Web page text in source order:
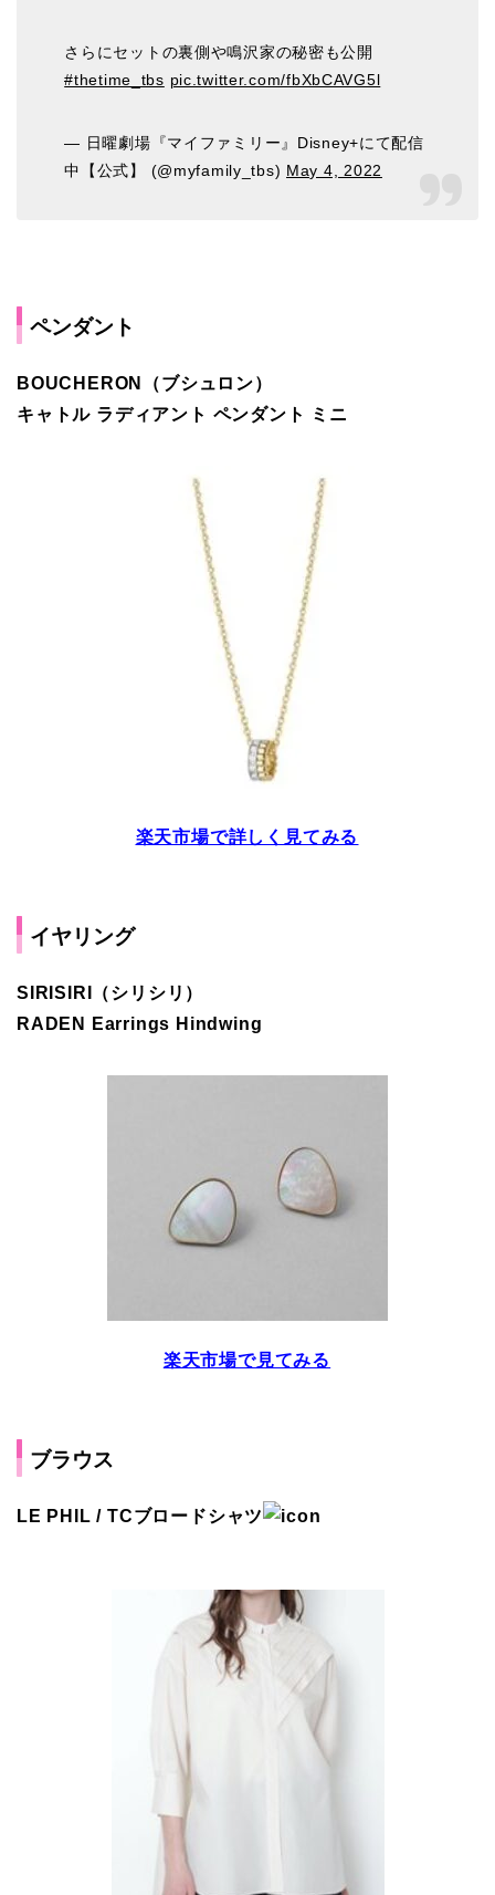
さらにセットの裏側や鳴沢家の秘密も公開
#thetime_tbs pic.twitter.com/fbXbCAVG5l
— 日曜劇場『マイファミリー』Disney+にて配信
中【公式】 (@myfamily_tbs) May 4, 2022
ペンダント
BOUCHERON（ブシュロン）
キャトル ラディアント ペンダント ミニ
楽天市場で詳しく見てみる
イヤリング
SIRISIRI（シリシリ）
RADEN Earrings Hindwing
楽天市場で見てみる
ブラウス
LE PHIL / TCブロードシャツ